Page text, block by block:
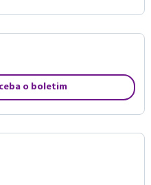
o boletim